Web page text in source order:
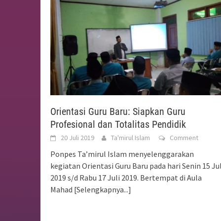
Orientasi Guru Baru: Siapkan Guru
Profesional dan Totalitas Pendidik
20 Juli 2019 Ta'mirul Islam Comment
Ponpes Ta’mirul Islam menyelenggarakan
kegiatan Orientasi Guru Baru pada hari Senin 15
2019 s/d Rabu 17 Juli 2019. Bertempat di Aula
Mahad [Selengkapnya...]